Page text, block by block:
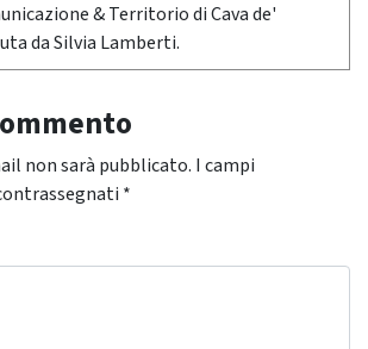
& Territorio di Cava de'
da Silvia Lamberti.
non sarà pubblicato. I campi
*